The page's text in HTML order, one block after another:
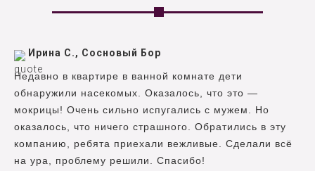
Ирина С., Сосновый Бор
Недавно в квартире в ванной комнате дети
обнаружили насекомых. Оказалось, что это —
мокрицы! Очень сильно испугались с мужем. Но
оказалось, что ничего страшного. Обратились в эту
компанию, ребята приехали вежливые. Сделали всё
на ура, проблему решили. Спасибо!